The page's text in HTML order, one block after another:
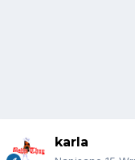
karla